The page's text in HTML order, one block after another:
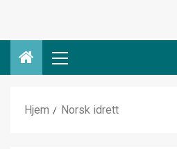
Hjem Norsk idrett